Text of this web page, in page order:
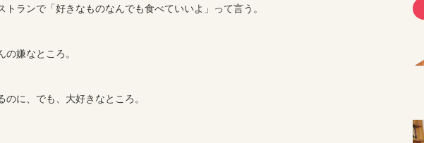
ランで「好きなものなんでも食べていいよ」って言う。
嫌なところ。
に、でも、大好きなところ。